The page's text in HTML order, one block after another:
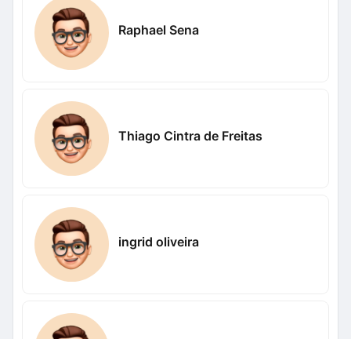
Raphael Sena
Thiago Cintra de Freitas
ingrid oliveira